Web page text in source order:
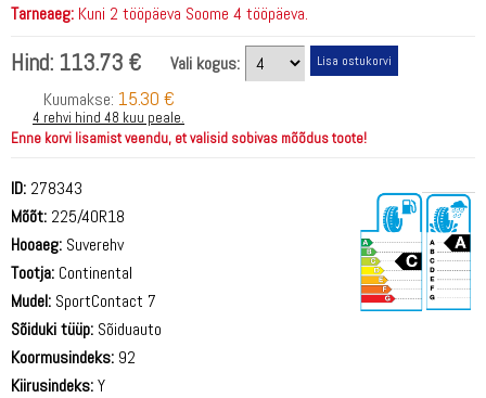
Tarneaeg: Kuni 2 tööpäeva Soome 4 tööpäeva.
Hind: 113.73 €
Vali kogus:
Kuumakse: 15.30 €
4 rehvi hind 48 kuu peale.
Enne korvi lisamist veendu, et valisid sobivas mõõdus toote!
ID: 278343
Mõõt: 225/40R18
Hooaeg: Suverehv
Tootja: Continental
Mudel: SportContact 7
Sõiduki tüüp: Sõiduauto
Koormusindeks: 92
Kiirusindeks:Y